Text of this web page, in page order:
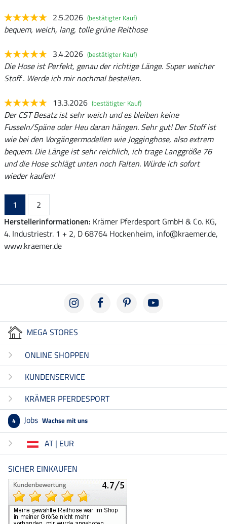
2.5.2026 (bestätigter Kauf)
bequem, weich, lang, tolle grüne Reithose
3.4.2026 (bestätigter Kauf)
Die Hose ist Perfekt, genau der richtige Länge. Super weicher
Stoff . Werde ich mir nochmal bestellen.
13.3.2026 (bestätigter Kauf)
Der CST Besatz ist sehr weich und es bleiben keine
Fusseln/Späne oder Heu daran hängen. Sehr gut! Der Stoff ist
wie bei den Vorgängermodellen wie Jogginghose, also extrem
bequem. Die Länge ist sehr reichlich, ich trage Langgröße 76
und die Hose schlägt unten noch Falten. Würde ich sofort
wieder kaufen!
1
2
Herstellerinformationen: Krämer Pferdesport GmbH & Co. KG,
4. Industriestr. 1 + 2, D 68764 Hockenheim, info@kraemer.de,
www.kraemer.de
MEGA STORES
ONLINE SHOPPEN
KUNDENSERVICE
KRÄMER PFERDESPORT
4 Jobs Wachse mit uns
AT | EUR
SICHER EINKAUFEN